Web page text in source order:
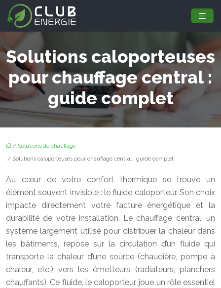
Solutions caloporteuses
pour chauffage central :
guide complet
/ Solutions de chauffage
/ Solutions caloporteuses pour chauffage central : guide complet
Au cœur de votre confort thermique se trouve un
élément souvent invisible : le fluide caloporteur. Son choix
impacte directement votre facture énergétique et la
durabilité de votre installation. Le chauffage central, un
système largement utilisé pour distribuer la chaleur dans
les bâtiments, repose sur la circulation d’un fluide qui
transporte la chaleur d’une source (chaudière, pompe à
chaleur, etc.) vers les émetteurs (radiateurs, planchers
chauffants). Ce fluide, le caloporteur, joue un rôle essentiel